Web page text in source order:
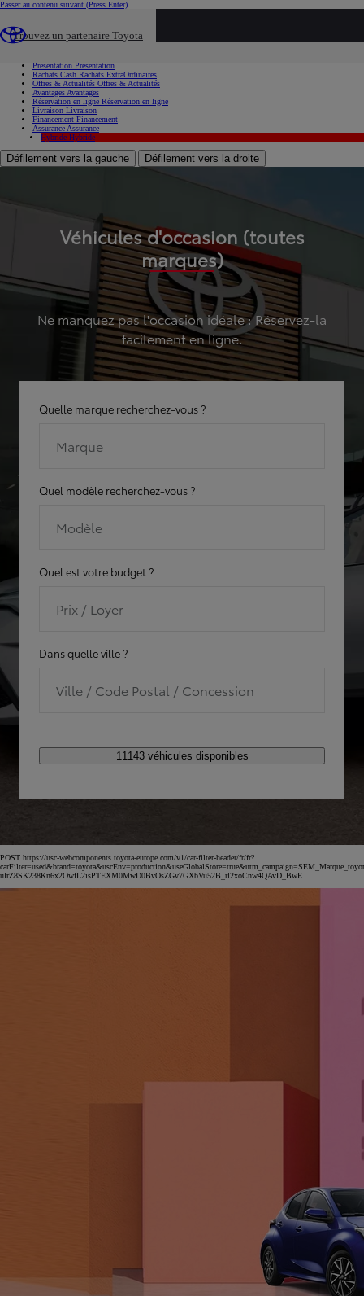
Passer au contenu suivant (Press Enter)
Trouvez un partenaire Toyota
Présentation Présentation
Rachats Cash Rachats ExtraOrdinaires
Offres & Actualités Offres & Actualités
Avantages Avantages
Réservation en ligne Réservation en ligne
Livraison Livraison
Financement Financement
Assurance Assurance
Hybride Hybride
Défilement vers la gauche Défilement vers la droite
Véhicules d'occasion (toutes
marques)
Ne manquez pas l'occasion idéale : Réservez-la
facilement en ligne.
Quelle marque recherchez-vous ?
Marque
Quel modèle recherchez-vous ?
Modèle
Quel est votre budget ?
Prix / Loyer
Dans quelle ville ?
Ville / Code Postal / Concession
11143 véhicules disponibles
POST https://usc-webcomponents.toyota-europe.com/v1/car-filter-header/fr/fr?
uIrZ8SK238Kn6x2OwfL2isPTEXM0MwD0BvOsZGv7GXbVu52B_rl2xoCnw4QAvD_BwE